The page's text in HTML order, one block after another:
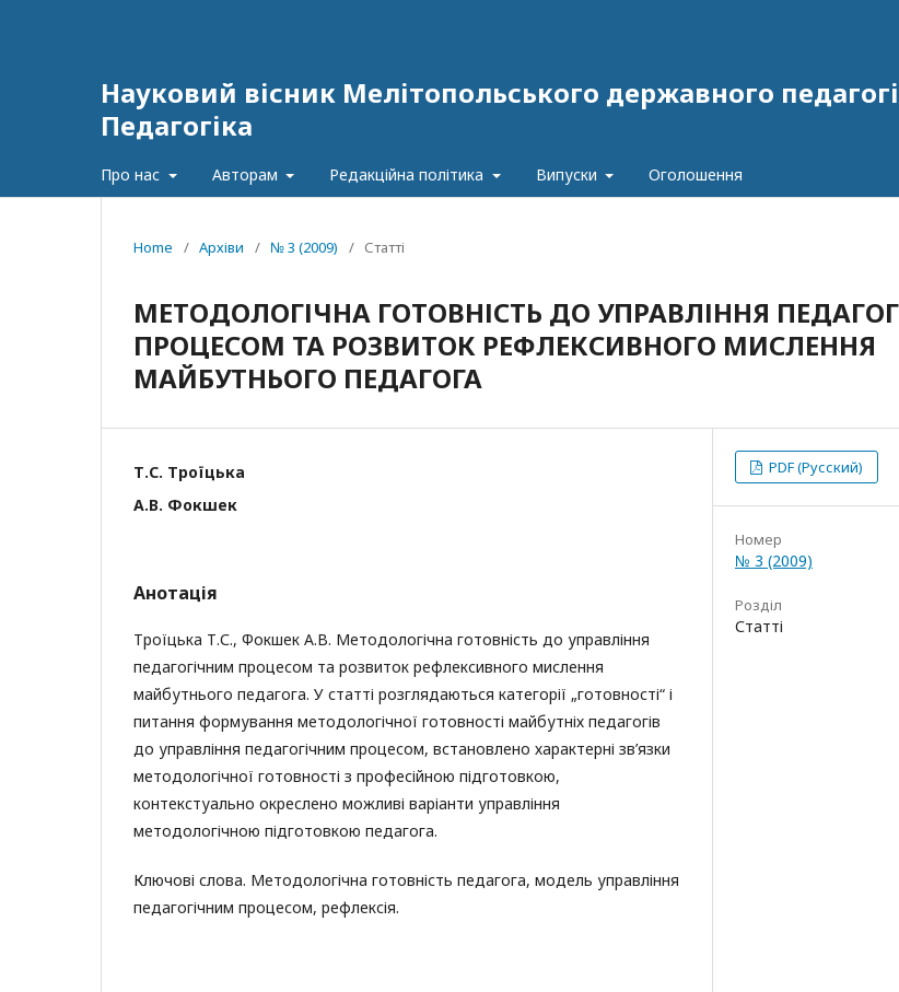
Науковий вісник Мелітопольського державного
Педагогіка
Про нас Авторам Редакційна політика Випуски Оголошення
Home / Архіви / № 3 (2009) / Статті
МЕТОДОЛОГІЧНА ГОТОВНІСТЬ ДО УПРАВЛІННЯ
ПРОЦЕСОМ ТА РОЗВИТОК РЕФЛЕКСИВНОГО МИСЛЕННЯ
МАЙБУТНЬОГО ПЕДАГОГА
Т.С. Троїцька
А.В. Фокшек
Анотація
Троїцька Т.С., Фокшек А.В. Методологічна готовність до управління
педагогічним процесом та розвиток рефлексивного мислення
майбутнього педагога. У статті розглядаються категорії „готовності“ і
питання формування методологічної готовності майбутніх педагогів
до управління педагогічним процесом, встановлено характерні зв’язки
методологічної готовності з професійною підготовкою,
контекстуально окреслено можливі варіанти управління
методологічною підготовкою педагога.
Ключові слова. Методологічна готовність педагога, модель управління
педагогічним процесом, рефлексія.
PDF (Русский)
Номер
№ 3 (2009)
Розділ
Статті